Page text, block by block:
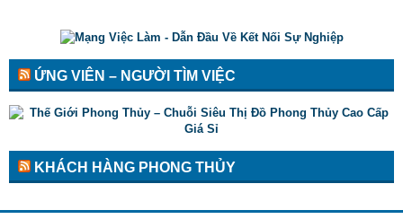
ỨNG VIÊN – NGƯỜI TÌM VIỆC
KHÁCH HÀNG PHONG THỦY